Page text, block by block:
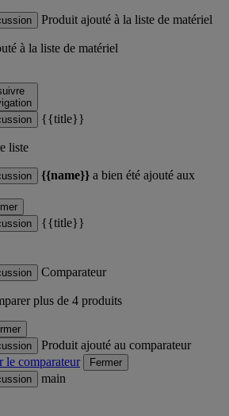
Produit ajouté à la liste de matériel
à la liste de matériel
{{title}}
liste
{{name}} a bien été ajouté aux
{{title}}
Comparateur
plus de 4 produits
Produit ajouté au comparateur
le comparateur
Fermer
main